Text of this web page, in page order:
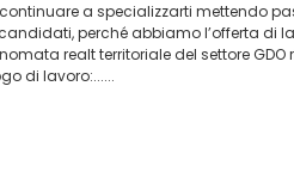
a specializzarti mettendo
perché abbiamo l’offerta di
realt territoriale del settore GDO
di lavoro:......